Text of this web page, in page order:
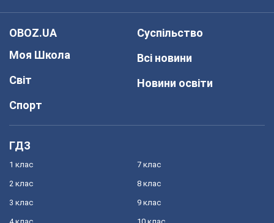
OBOZ.UA
Моя Школа
Світ
Спорт
Суспільство
Всі новини
Новини освіти
ГДЗ
1 клас
2 клас
3 клас
7 клас
8 клас
9 клас